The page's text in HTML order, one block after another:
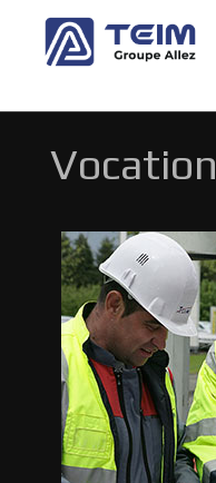
Vocation